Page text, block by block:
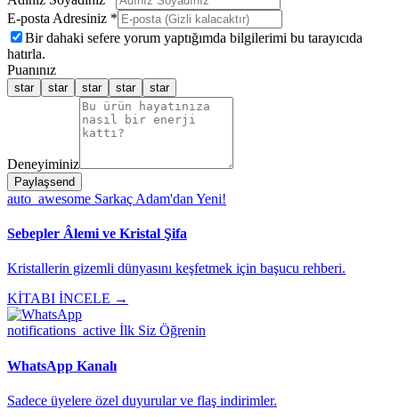
E-posta Adresiniz *
Bir dahaki sefere yorum yaptığımda bilgilerimi bu tarayıcıda
hatırla.
Puanınız
star star star star star
Deneyiminiz
Paylaşsend
auto_awesome Sarkaç Adam'dan Yeni!
Sebepler Âlemi ve Kristal Şifa
Kristallerin gizemli dünyasını keşfetmek için başucu rehberi.
KİTABI İNCELE →
notifications_active İlk Siz Öğrenin
WhatsApp Kanalı
Sadece üyelere özel duyurular ve flaş indirimler.